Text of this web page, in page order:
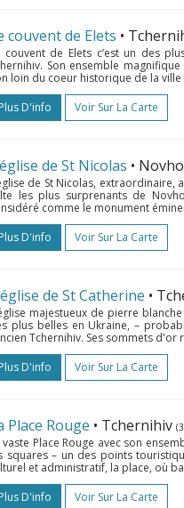
couvent de Elets •
couvent de Elets c’est un des
Son ensemble
loin du coeur historique de la
Plus D'info
Voir Sur La Carte
de St Nicolas •
de St Nicolas,
les plus surprenants de
comme le monument
Plus D'info
Voir Sur La Carte
de St Catherine •
majestueux de pierre
plus belles en Ukraine, –
Tchernihiv. Ses sommets
Plus D'info
Voir Sur La Carte
Place Rouge • Tchernihiv
vaste Place Rouge avec son
squares – un des points
et administratif, la place, où
Plus D'info
Voir Sur La Carte